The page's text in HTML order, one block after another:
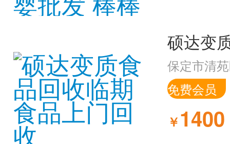
保定市清
免费会员
￥1400